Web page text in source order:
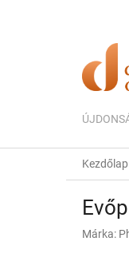
Kezdőlap
Márka: